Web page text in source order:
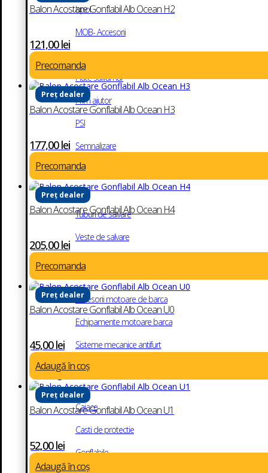
Ispol
MOB- Accesorii
Plute de salvare
Plute salvamar
Prim ajutor
PSI
Semnalizare
Statii de comunicare radio
Targi
Tuburi de salvare
Veste de salvare
Accesorii motoare de barca
Accesorii motoare de barca
Echipamente motoare barca
Sisteme mecanice antifurt
Agrement Nautic
Caiace
Casti de protectie
Gonflabile
Balon Acostare Gonflabil Alb Ocean H2
121,00lei
Precomanda
Preț dealer
Balon Acostare Gonflabil Alb Ocean H3
177,00lei
Precomanda
Preț dealer
Balon Acostare Gonflabil Alb Ocean H4
205,00lei
Precomanda
Preț dealer
Balon Acostare Gonflabil Alb Ocean U0
45,00lei
Adaugă în coș
Preț dealer
Balon Acostare Gonflabil Alb Ocean U1
52,00lei
Adaugă în coș